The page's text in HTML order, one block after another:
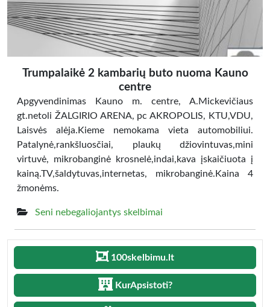
Trumpalaikė 2 kambarių buto nuoma Kauno
centre
Apgyvendinimas Kauno m. centre, A.Mickevičiaus
gt.netoli ŽALGIRIO ARENA, pc AKROPOLIS, KTU,VDU,
Laisvės alėja.Kieme nemokama vieta automobiliui.
Patalynė,rankšluosčiai, plaukų džiovintuvas,mini
virtuvė, mikrobanginė krosnelė,indai,kava įskaičiuota į
kainą.TV,šaldytuvas,internetas, mikrobanginė.Kaina 4
žmonėms.
Seni nebegaliojantys skelbimai
100skelbimu.lt
KurApsistoti?